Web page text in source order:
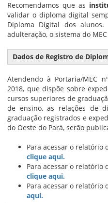
Recomendamos que as
validar o diploma digital
Diploma Digital dos
adulteração, o sistema do
Dados de Registro de
Atendendo à Portaria/MEC
2018, que dispõe sobre
cursos superiores de
de ensino, as relações de
graduação registrados e
do Oeste do Pará, serão
Para acessar o relatório
clique aqui.
Para acessar o relatório
clique aqui.
Para acessar o relatório
aqui.